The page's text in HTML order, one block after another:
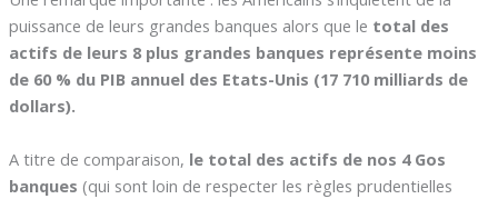
puissance de leurs grandes banques alors que le total des
actifs de leurs 8 plus grandes banques représente moins
de 60 % du PIB annuel des Etats-Unis (17 710 milliards de
dollars).
A titre de comparaison, le total des actifs de nos 4 Gos
banques (qui sont loin de respecter les règles prudentielles